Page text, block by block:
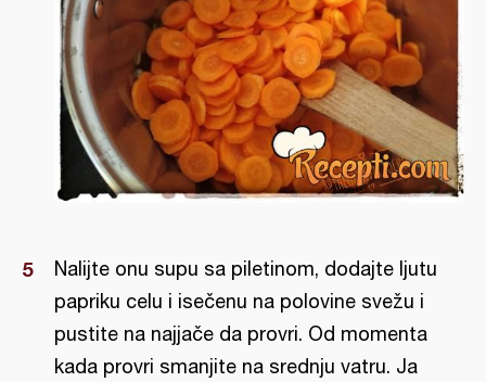
Nalijte onu supu sa piletinom, dodajte ljutu
papriku celu i isečenu na polovine svežu i
pustite na najjače da provri. Od momenta
kada provri smanjite na srednju vatru. Ja